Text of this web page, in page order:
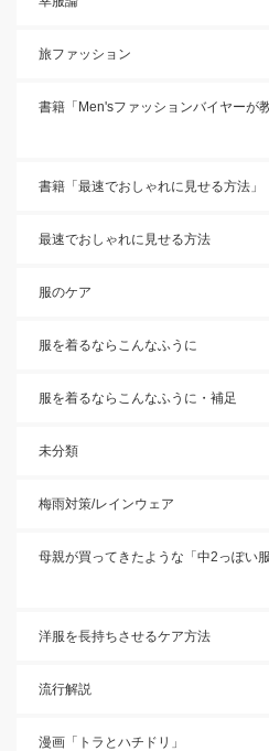
旅ファッション
書籍「Men'sファッションバイヤーが
書籍「最速でおしゃれに見せる方法」
最速でおしゃれに見せる方法
服のケア
服を着るならこんなふうに
服を着るならこんなふうに・補足
未分類
梅雨対策/レインウェア
母親が買ってきたような「中2っぽい
洋服を長持ちさせるケア方法
流行解説
漫画「トラとハチドリ」